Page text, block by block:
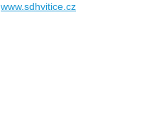
www.sdhvitice.cz